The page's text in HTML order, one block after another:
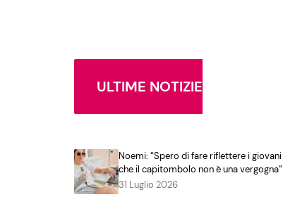
ULTIME NOTIZIE
Noemi: “Spero di fare riflettere i giovani
che il capitombolo non è una vergogna”
31 Luglio 2026